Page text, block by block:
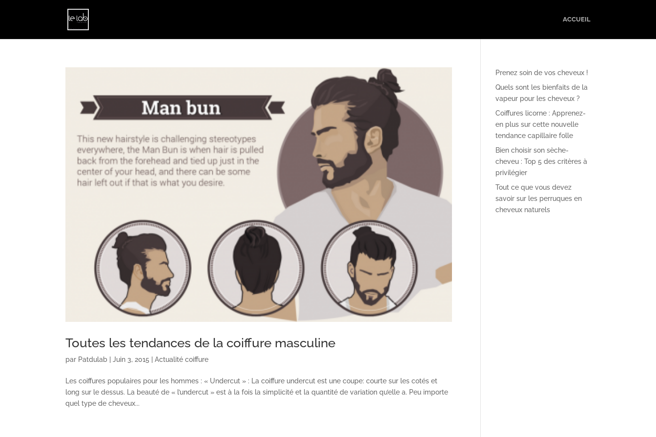
ACCUEIL
Toutes les tendances de la coiffure masculine
par Patdulab |Juin 3, 2015 |Actualité coiffure
Les coiffures populaires pour les hommes : « Undercut » : La coiffure undercut est une coupe: courte sur les cotés et
long sur le dessus. La beauté de « l’undercut » est à la fois la simplicité et la quantité de variation qu’elle a. Peu importe
quel type de cheveux...
Prenez soin de vos cheveux !
Quels sont les bienfaits de la
vapeur pour les cheveux ?
Coiffures licorne : Apprenez-
en plus sur cette nouvelle
tendance capillaire folle
Bien choisir son sèche-
cheveu : Top 5 des critères à
privilégier
Tout ce que vous devez
savoir sur les perruques en
cheveux naturels